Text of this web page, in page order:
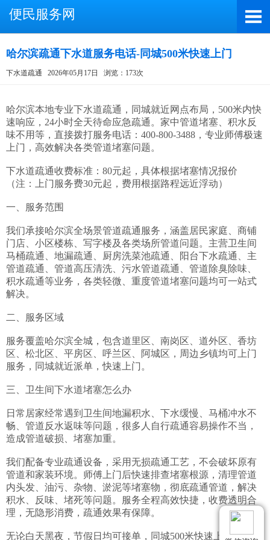
便民服务网
哈尔滨疏通下水道服务电话-同城500米快速上门
下水道疏通 2026年05月17日 浏览：173次
哈尔滨本地专业下水道疏通，同城就近网点布局，500米内快
速响应，24小时全天待命应急疏通。家中管道堵塞、积水反
味不用等，直接拨打服务电话：400-800-3488，专业师傅极速
上门，高效解决各类管道堵塞问题。
下水道疏通收费标准：80元起，具体根据堵塞情况报价
（注：上门服务费30元起，费用根据路程远近浮动）
一、服务范围
我们承接哈尔滨全场景管道疏通服务，涵盖居民家庭、商铺
门店、小区楼栋、写字楼及各类场所管道问题。主营卫生间
马桶疏通、地漏疏通、厨房洗菜池疏通、阳台下水疏通、主
管道疏通、管道高压清洗、污水管道疏通、管道除臭除味、
积水疏通等业务，各类轻微、重度管道堵塞问题均可一站式
解决。
二、服务区域
服务覆盖哈尔滨全城，包含道里区、南岗区、道外区、香坊
区、松北区、平房区、呼兰区、阿城区，周边乡镇均可上门
服务，同城就近派单，快速上门。
三、卫生间下水道堵塞怎么办
日常居家经常遇到卫生间地漏积水、下水缓慢、马桶冲水不
畅、管道反水返味等问题，很多人自行疏通容易操作不当，
造成管道破损、堵塞加重。
我们配备专业疏通设备，采用无损疏通工艺，不会破坏原有
管道和家装环境。师傅上门后快速排查堵塞根源，清理管道
内头发、油污、杂物、淤泥等堵塞物，彻底疏通管道，解决
积水、反味、堵死等问题。服务全程高效快捷，收费透明合
理，无隐形消费，疏通效果有保障。
无论白天黑夜，节假日均可接单，同城500米快速上门，紧急
微信号：A4000066885
（长按复制微信号，添加好友）
打开微信